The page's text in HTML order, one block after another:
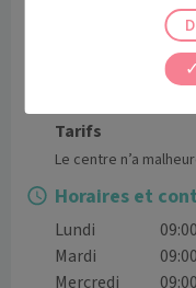
ma
Tarifs
Le centre n’a
Horaires et
Lundi
Mardi
Mercredi